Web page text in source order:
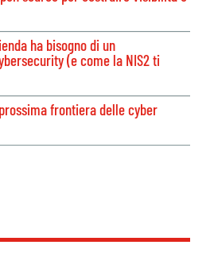
ha bisogno di un
(e come la NIS2 ti
frontiera delle cyber